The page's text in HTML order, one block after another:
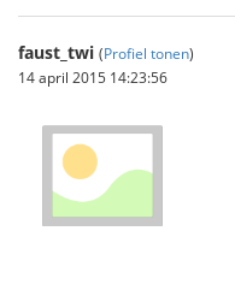
faust_twi (Profiel tonen)
14 april 2015 14:23:56